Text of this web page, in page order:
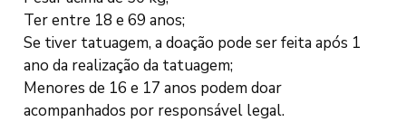
Ter entre 18 e 69 anos;
Se tiver tatuagem, a doação pode ser feita após 1
ano da realização da tatuagem;
Menores de 16 e 17 anos podem doar
acompanhados por responsável legal.